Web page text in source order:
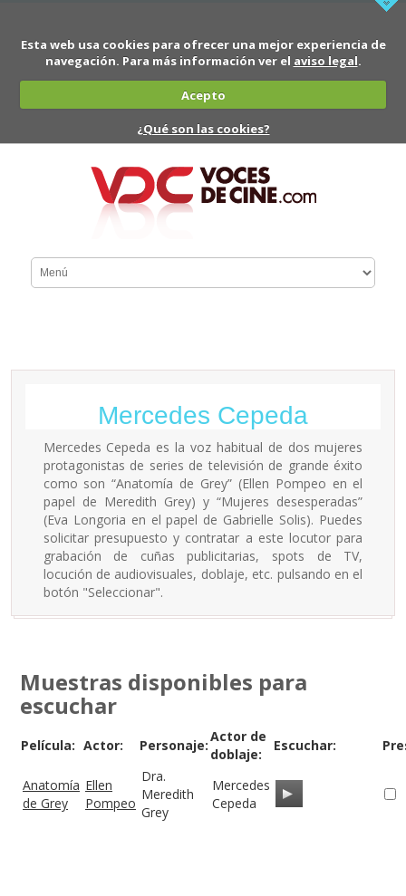
Esta web usa cookies para ofrecer una mejor experiencia de
navegación. Para más información ver el aviso legal.
Acepto
¿Qué son las cookies?
Mercedes Cepeda
Mercedes Cepeda es la voz habitual de dos mujeres
protagonistas de series de televisión de grande éxito
como son “Anatomía de Grey” (Ellen Pompeo en el
papel de Meredith Grey) y “Mujeres desesperadas”
(Eva Longoria en el papel de Gabrielle Solis). Puedes
solicitar presupuesto y contratar a este locutor para
grabación de cuñas publicitarias, spots de TV,
locución de audiovisuales, doblaje, etc. pulsando en el
botón "Seleccionar".
Muestras disponibles para
escuchar
Película: Actor: Personaje:
Actor de
doblaje:
Escuchar:
Anatomía
de Grey
Ellen
Pompeo
Dra.
Meredith
Grey
Mercedes
Cepeda